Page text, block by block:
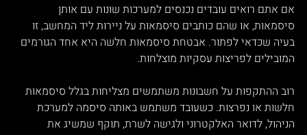
אם אתם רואים עובדים נכנסים למערכות שונות עם אותן
סיסמאות, או שהם כותבים סיסמאות על ניירות ליד המחשב, זו
בעיה שכדאי לפתור. אבטחת סיסמאות חלשה היא אחד הגורמים
המובילים לפריצות עסקיות מוצלחות.
רוב ההתקפות על חשבונות משתמשים מצליחות בגלל סיסמאות
חלשות או נפרצות. כשעובד משתמש באותה סיסמה למערכת
הניהול, לדואר האלקטרוני ולגישה לשרת, תוקף שמשיג את